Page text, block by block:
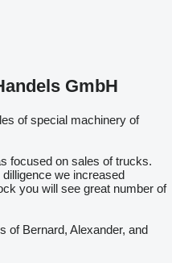
GmbH
of special machinery of
focused on sales of trucks.
we increased
you will see great number of
of Bernard, Alexander, and